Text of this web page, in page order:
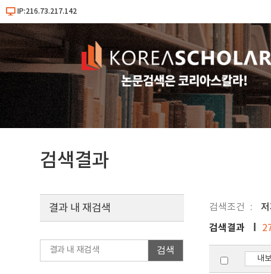
IP:216.73.217.142
검색결과
검색조건
결과 내 재검색
검색
검색결과
내